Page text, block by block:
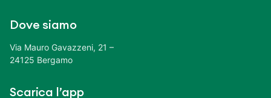
Dove siamo
Via Mauro Gavazzeni, 21 –
24125 Bergamo
Scarica l’app